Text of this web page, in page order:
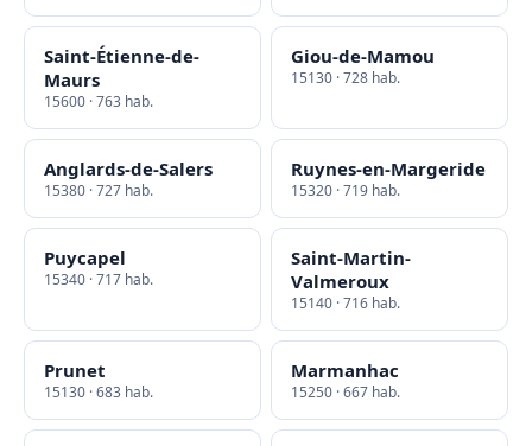
Saint-Étienne-de-
Maurs
15600 · 763 hab.
Giou-de-Mamou
15130 · 728 hab.
Anglards-de-Salers
15380 · 727 hab.
Ruynes-en-Margeride
15320 · 719 hab.
Puycapel
15340 · 717 hab.
Saint-Martin-
Valmeroux
15140 · 716 hab.
Prunet
15130 · 683 hab.
Marmanhac
15250 · 667 hab.